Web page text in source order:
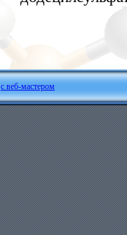
с веб-мастером